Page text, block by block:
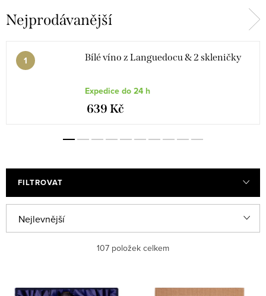
Nejprodávanější
Bílé víno z Languedocu & 2 skleničky
Expedice do 24 h
639 Kč
FILTROVAT
ý
a
n
Nejlevnější
107 položek celkem